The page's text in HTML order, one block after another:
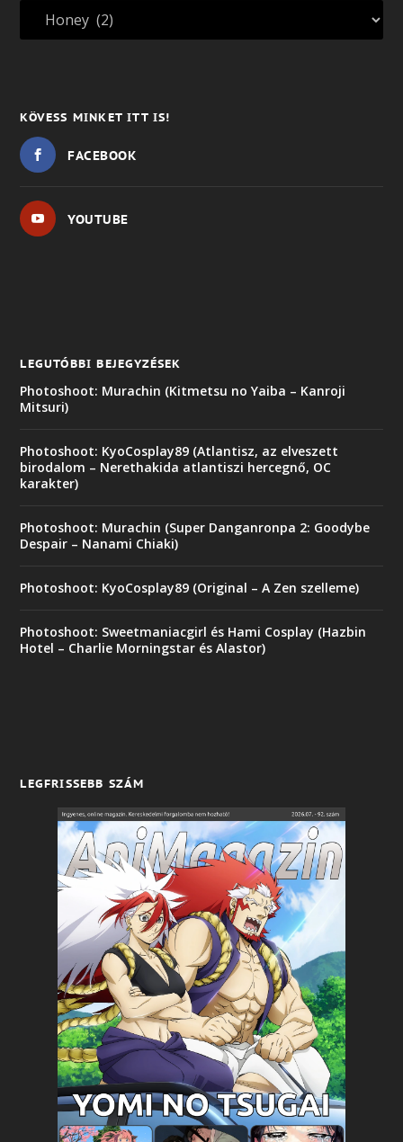
KÖVESS MINKET ITT IS!
FACEBOOK
YOUTUBE
LEGUTÓBBI BEJEGYZÉSEK
Photoshoot: Murachin (Kitmetsu no Yaiba – Kanroji
Mitsuri)
Photoshoot: KyoCosplay89 (Atlantisz, az elveszett
birodalom – Nerethakida atlantiszi hercegnő, OC
karakter)
Photoshoot: Murachin (Super Danganronpa 2: Goodybe
Despair – Nanami Chiaki)
Photoshoot: KyoCosplay89 (Original – A Zen szelleme)
Photoshoot: Sweetmaniacgirl és Hami Cosplay (Hazbin
Hotel – Charlie Morningstar és Alastor)
LEGFRISSEBB SZÁM